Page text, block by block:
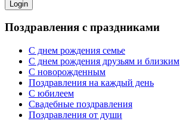
Поздравления с праздниками
С днем рождения семье
С днем рождения друзьям и близким
C новорожденным
Поздравления на каждый день
С юбилеем
Свадебные поздравления
Поздравления от души